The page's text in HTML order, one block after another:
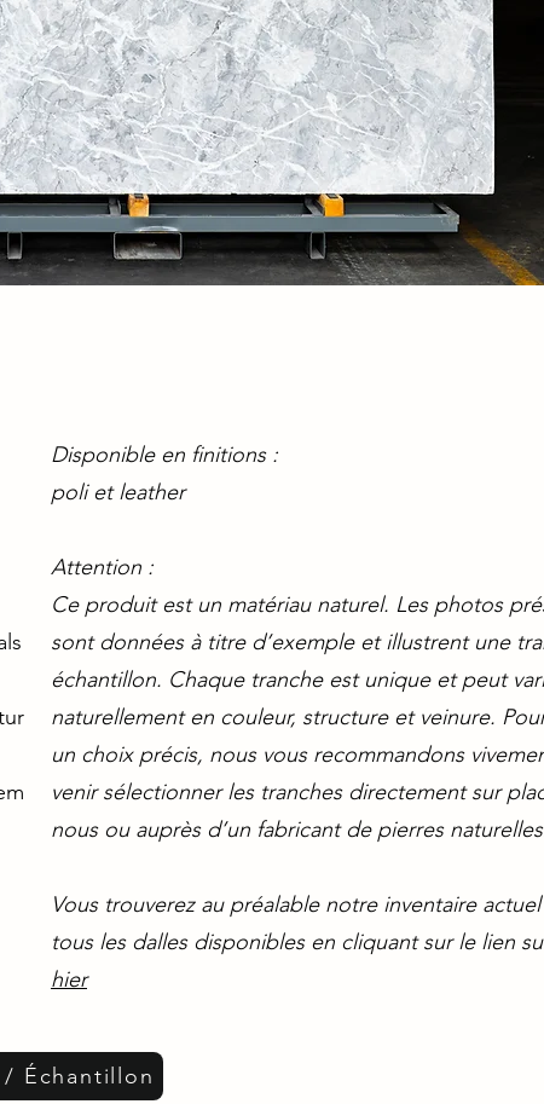
Disponible en finitions :
poli et leather
Attention :
Ce produit est un matériau naturel. Les photos
sont données à titre d’exemple et illustrent une
échantillon. Chaque tranche est unique et peut
naturellement en couleur, structure et veinure.
un choix précis, nous vous recommandons
venir sélectionner les tranches directement sur
nous ou auprès d’un fabricant de pierres
Vous trouverez au préalable notre inventaire
tous les dalles disponibles en cliquant sur le lien
hier
/ Échantillon